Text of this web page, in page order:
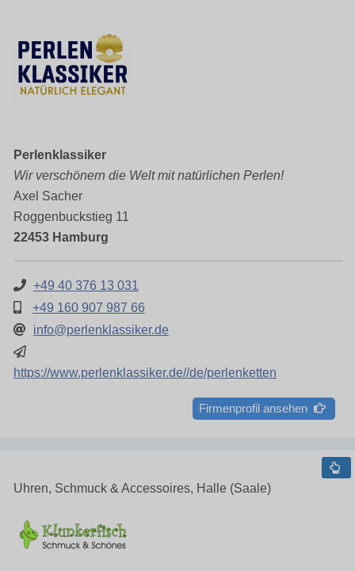
Perlenklassiker
Wir verschönern die Welt mit natürlichen Perlen!
Axel Sacher
Roggenbuckstieg 11
22453 Hamburg
+49 40 376 13 031
+49 160 907 987 66
info@perlenklassiker.de
https://www.perlenklassiker.de//de/perlenketten
Firmenprofil ansehen
Uhren, Schmuck & Accessoires, Halle (Saale)